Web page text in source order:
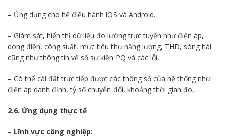
– Ứng dụng cho hệ điều hành iOS và Android.
– Giám sát, hiển thị dữ liệu đo lường trực tuyến như điện áp,
dòng điện, công suất, mức tiêu thụ năng lượng, THD, sóng hài
cũng như thông tin về số sự kiện PQ và các lỗi,…
– Có thể cài đặt trực tiếp được các thông số của hệ thống như
điện áp danh định, tỷ số chuyển đổi, khoảng thời gian đo,…
2.6. Ứng dụng thực tế
– Lĩnh vực công nghiệp: